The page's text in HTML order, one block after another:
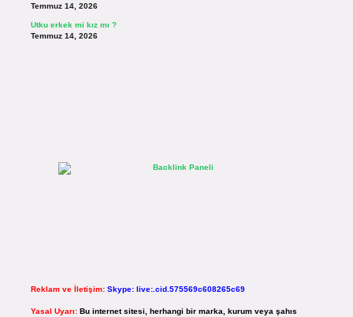
Temmuz 14, 2026
Utku erkek mi kız mı ?
Temmuz 14, 2026
Reklam ve İletişim: Skype: live:.cid.575569c608265c69
Yasal Uyarı: Bu internet sitesi, herhangi bir marka, kurum veya şahıs